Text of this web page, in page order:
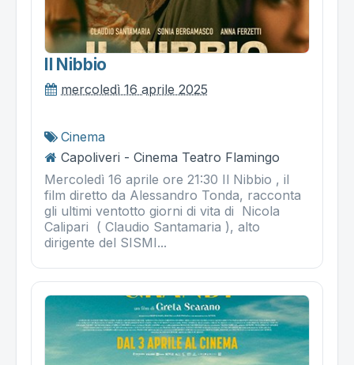
Il Nibbio
mercoledì 16 aprile 2025
Cinema
Capoliveri - Cinema Teatro Flamingo
Mercoledì 16 aprile ore 21:30 Il Nibbio , il
film diretto da Alessandro Tonda, racconta
gli ultimi ventotto giorni di vita di Nicola
Calipari ( Claudio Santamaria ), alto
dirigente del SISMI...